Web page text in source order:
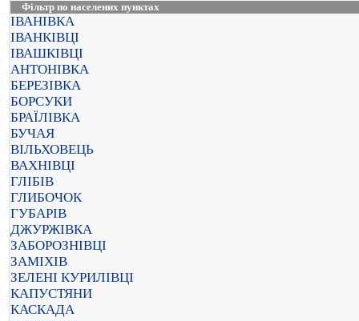
Фільтр по населених пунктах
ІВАНІВКА
ІВАНКІВЦІ
ІВАШКІВЦІ
АНТОНІВКА
БЕРЕЗІВКА
БОРСУКИ
БРАЇЛІВКА
БУЧАЯ
ВІЛЬХОВЕЦЬ
ВАХНІВЦІ
ГЛІБІВ
ГЛИБОЧОК
ГУБАРІВ
ДЖУРЖІВКА
ЗАБОРОЗНІВЦІ
ЗАМІХІВ
ЗЕЛЕНІ КУРИЛІВЦІ
КАПУСТЯНИ
КАСКАДА